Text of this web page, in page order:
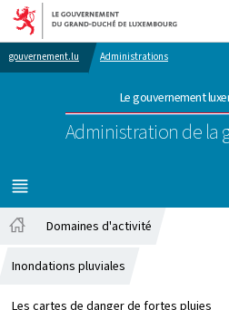
Aller au menu
Aller au
gouvernement.lu Administrations
Le gouvernement
Administration de la
MENU
PRINCIPAL
Domaines d'activité
Inondations pluviales
Les cartes de danger de fortes pluies